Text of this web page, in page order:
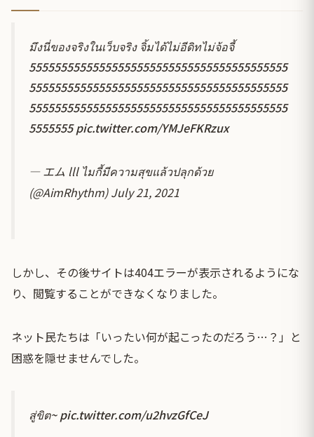
มึงนี่ของจริงในเว็บจริง จิ้มได้ไม่อีดิทไม่จ้อจี้
55555555555555555555555555555555555555555
55555555555555555555555555555555555555555
55555555555555555555555555555555555555555
5555555pic.twitter.com/YMJeFKRzux
— エム lll ไมกี้มีความสุขแล้วปลุกด้วย
(@AimRhythm)July 21, 2021
しかし、その後サイトは404エラーが表示されるようにな
り、閲覧することができなくなりました。
ネット民たちは「いったい何が起こったのだろう…？」と
困惑を隠せませんでした。
สู่ขิต~pic.twitter.com/u2hvzGfCeJ